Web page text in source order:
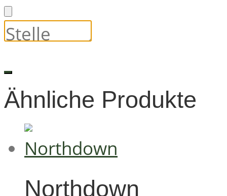
Ähnliche Produkte
Northdown